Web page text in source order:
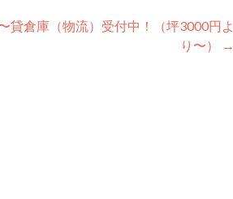
貸倉庫（物流）受付中！（坪3000円よ
り〜）
→